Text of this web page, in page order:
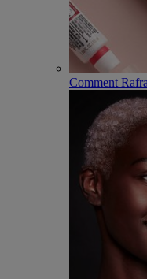
Comment